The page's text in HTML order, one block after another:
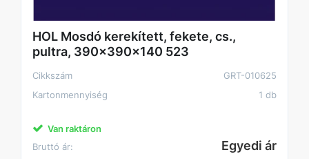
HOL Mosdó kerekített, fekete, cs.,
pultra, 390x390x140 523
Cikkszám
GRT-010625
Kartonmennyiség
1 db
Van raktáron
Bruttó ár:
Egyedi ár